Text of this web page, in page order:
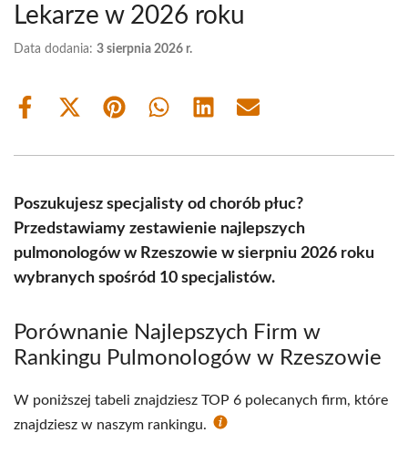
Lekarze w 2026 roku
Data dodania: 3 sierpnia 2026 r.
Share
Share
(Twitter)
Share Share Share Share
Poszukujesz specjalisty od chorób płuc?
Przedstawiamy zestawienie najlepszych
pulmonologów w Rzeszowie w sierpniu 2026 roku
wybranych spośród 10 specjalistów.
Porównanie Najlepszych Firm w
Rankingu Pulmonologów w Rzeszowie
W poniższej tabeli znajdziesz TOP 6 polecanych firm, które
znajdziesz w naszym rankingu.